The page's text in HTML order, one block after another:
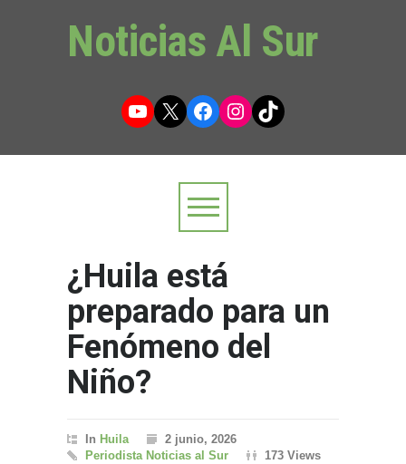
Noticias Al Sur
YouTube
X Facebook
Instagram
TikTok
¿Huila está
preparado para un
Fenómeno del
Niño?
In Huila
2 junio, 2026
Periodista Noticias al Sur
173 Views